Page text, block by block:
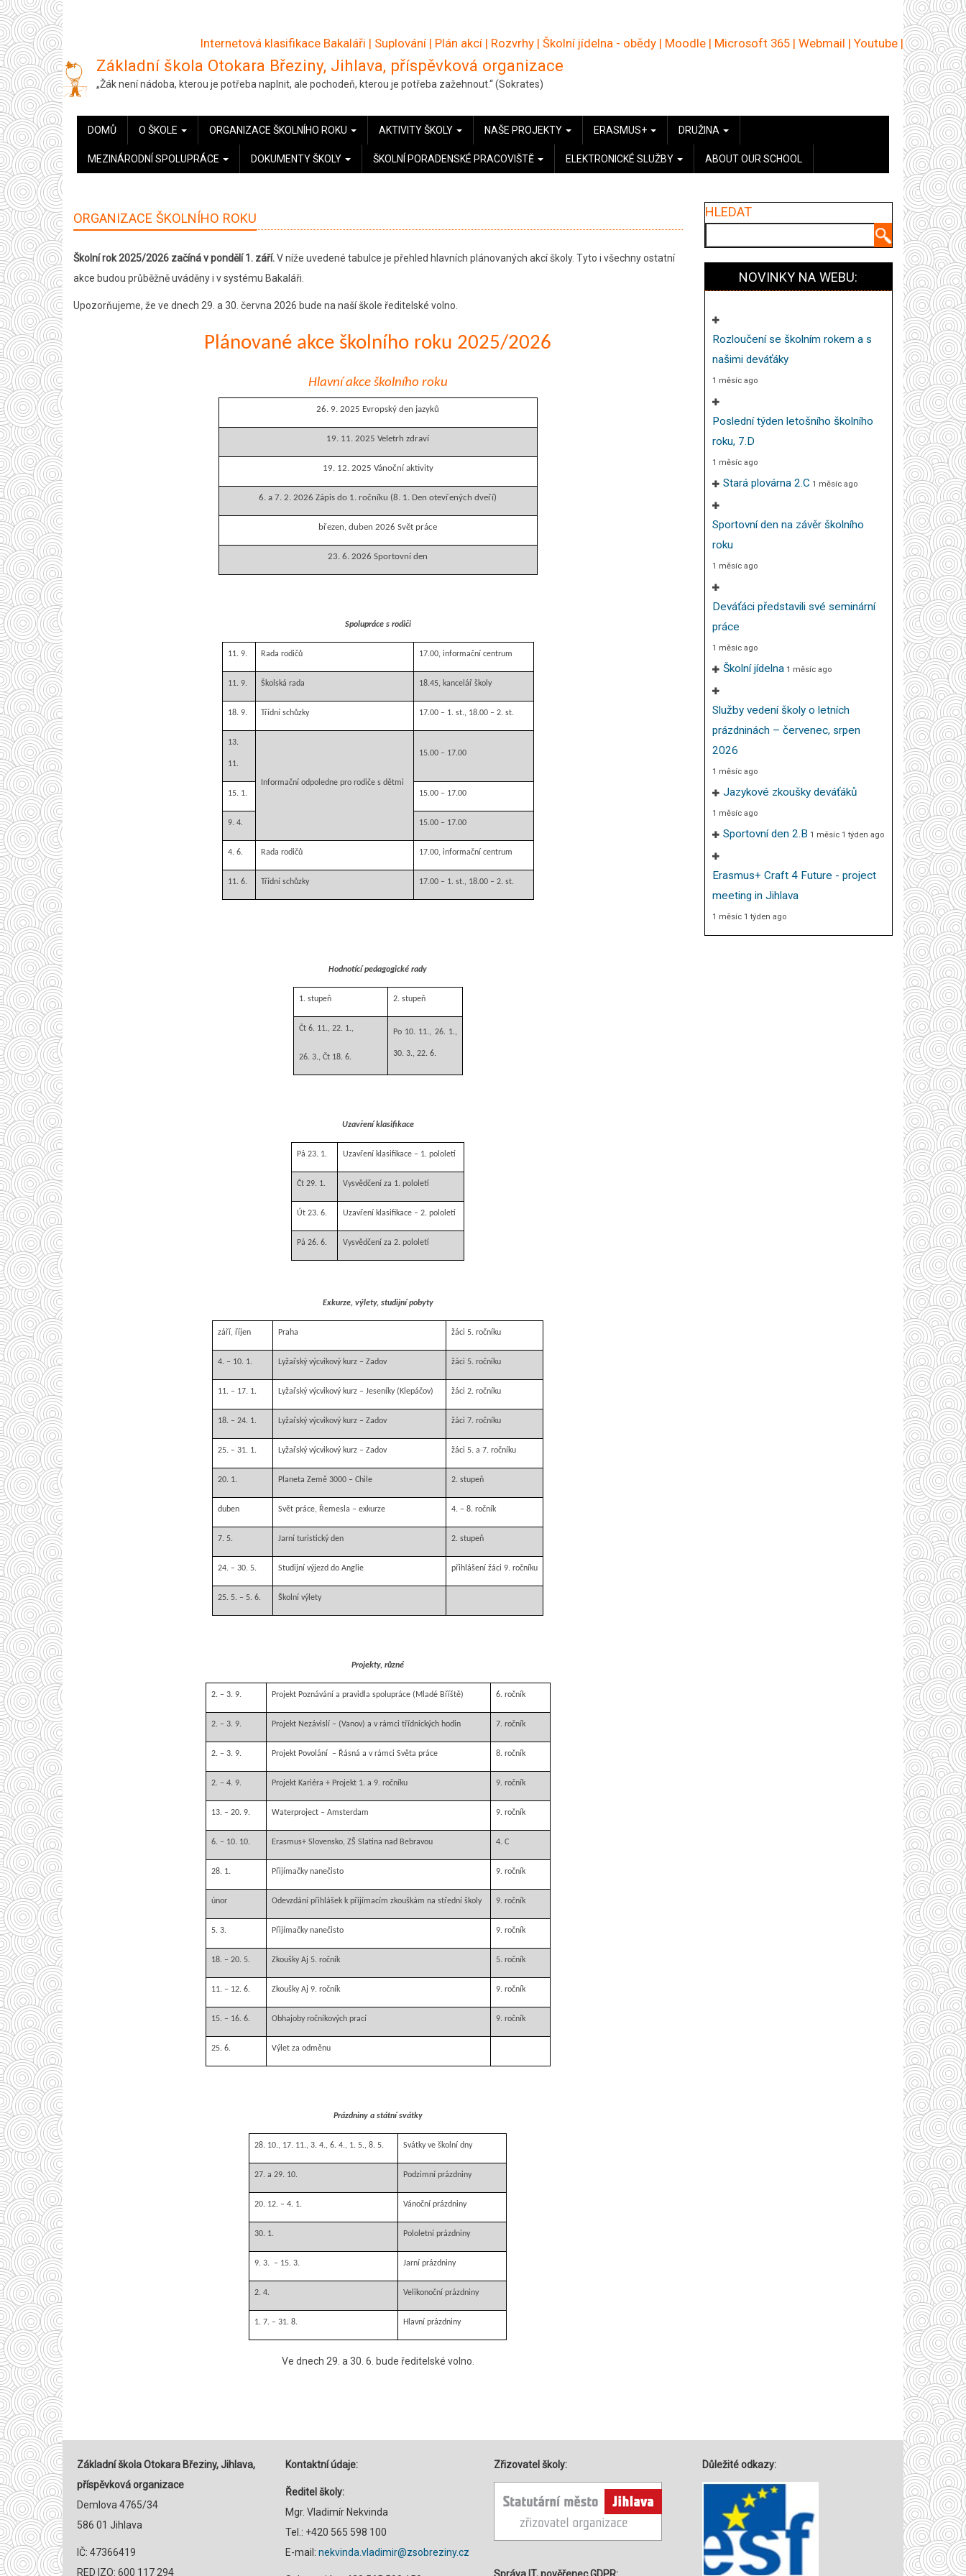
Přejít
k
hlavnímu
obsahu
Internetová klasifikace Bakaláři | Suplování | Plán akcí | Rozvrhy | Školní jídelna - obědy | Moodle | Microsoft 365 | Webmail | Youtube |
Základní škola Otokara Březiny, Jihlava, příspěvková organizace
„Žák není nádoba, kterou je potřeba naplnit, ale pochodeň, kterou je potřeba zažehnout.“ (Sokrates)
HLAVNÍ
NAVIGACE
DOMŮ O ŠKOLE ORGANIZACE ŠKOLNÍHO ROKU AKTIVITY ŠKOLY NAŠE PROJEKTY ERASMUS+ DRUŽINA
MEZINÁRODNÍ SPOLUPRÁCE DOKUMENTY ŠKOLY ŠKOLNÍ PORADENSKÉ PRACOVIŠTĚ ELEKTRONICKÉ SLUŽBY ABOUT OUR SCHOOL
ORGANIZACE ŠKOLNÍHO ROKU
Školní rok 2025/2026 začíná v pondělí 1. září.V níže uvedené tabulce je přehled hlavních plánovaných akcí školy. Tyto i všechny ostatní
akce budou průběžně uváděny i v systému Bakaláři.
Upozorňujeme, že ve dnech 29. a 30. června 2026 bude na naší škole ředitelské volno.
Plánované akce školního roku 2025/2026
Hlavní akce školního roku
26. 9. 2025 Evropský den jazyků
19. 11. 2025 Veletrh zdraví
19. 12. 2025 Vánoční aktivity
6. a 7. 2. 2026 Zápis do 1. ročníku (8. 1. Den otevřených dveří)
březen, duben 2026 Svět práce
23. 6. 2026 Sportovní den
Spolupráce s rodiči
11. 9. Rada rodičů 17.00, informační centrum
11. 9. Školská rada 18.45, kancelář školy
18. 9. Třídní schůzky 17.00 – 1. st., 18.00 – 2. st.
13.
11.
Informační odpoledne pro rodiče s dětmi
15.00 – 17.00
15. 1. 15.00 – 17.00
9. 4. 15.00 – 17.00
4. 6. Rada rodičů 17.00, informační centrum
11. 6. Třídní schůzky 17.00 – 1. st., 18.00 – 2. st.
Hodnotící pedagogické rady
1. stupeň 2. stupeň
Čt 6. 11., 22. 1.,
26. 3., Čt 18. 6.
Po 10. 11., 26. 1.,
30. 3., 22. 6.
Uzavření klasifikace
Pá 23. 1. Uzavření klasifikace – 1. pololetí
Čt 29. 1. Vysvědčení za 1. pololetí
Út 23. 6. Uzavření klasifikace – 2. pololetí
Pá 26. 6. Vysvědčení za 2. pololetí
Exkurze, výlety, studijní pobyty
září, říjen Praha žáci 5. ročníku
4. – 10. 1. Lyžařský výcvikový kurz ­– Zadov žáci 5. ročníku
11. – 17. 1. Lyžařský výcvikový kurz – Jeseníky (Klepáčov) žáci 2. ročníku
18. – 24. 1. Lyžařský výcvikový kurz – Zadov žáci 7. ročníku
25. – 31. 1. Lyžařský výcvikový kurz – Zadov žáci 5. a 7. ročníku
20. 1. Planeta Země 3000 – Chile 2. stupeň
duben Svět práce, Řemesla – exkurze 4. – 8. ročník
7. 5. Jarní turistický den 2. stupeň
24. – 30. 5. Studijní výjezd do Anglie přihlášení žáci 9. ročníku
25. 5. – 5. 6. Školní výlety
Projekty, různé
2. – 3. 9. Projekt Poznávání a pravidla spolupráce (Mladé Bříště) 6. ročník
2. – 3. 9. Projekt Nezávislí – (Vanov) a v rámci třídnických hodin 7. ročník
2. – 3. 9. Projekt Povolání – Řásná a v rámci Světa práce 8. ročník
2. – 4. 9. Projekt Kariéra + Projekt 1. a 9. ročníku 9. ročník
13. – 20. 9. Waterproject – Amsterdam 9. ročník
6. – 10. 10. Erasmus+ Slovensko, ZŠ Slatina nad Bebravou 4. C
28. 1. Přijímačky nanečisto 9. ročník
únor Odevzdání přihlášek k přijímacím zkouškám na střední školy 9. ročník
5. 3. Přijímačky nanečisto 9. ročník
18. – 20. 5. Zkoušky Aj 5. ročník 5. ročník
11. – 12. 6. Zkoušky Aj 9. ročník 9. ročník
15. – 16. 6. Obhajoby ročníkových prací 9. ročník
25. 6. Výlet za odměnu
Prázdniny a státní svátky
28. 10., 17. 11., 3. 4., 6. 4., 1. 5., 8. 5. Svátky ve školní dny
27. a 29. 10. Podzimní prázdniny
20. 12. – 4. 1. Vánoční prázdniny
30. 1. Pololetní prázdniny
9. 3. – 15. 3. Jarní prázdniny
2. 4. Velikonoční prázdniny
1. 7. – 31. 8. Hlavní prázdniny
Ve dnech 29. a 30. 6. bude ředitelské volno.
HLEDAT
NOVINKY NA WEBU:
Rozloučení se školním rokem a s
našimi deváťáky
1 měsíc ago
Poslední týden letošního školního
roku, 7.D
1 měsíc ago
Stará plovárna 2.C 1 měsíc ago
Sportovní den na závěr školního
roku
1 měsíc ago
Deváťáci představili své seminární
práce
1 měsíc ago
Školní jídelna 1 měsíc ago
Služby vedení školy o letních
prázdninách – červenec, srpen
2026
1 měsíc ago
Jazykové zkoušky deváťáků
1 měsíc ago
Sportovní den 2.B 1 měsíc 1 týden ago
Erasmus+ Craft 4 Future - project
meeting in Jihlava
1 měsíc 1 týden ago
Základní škola Otokara Březiny, Jihlava,
příspěvková organizace
Demlova 4765/34
586 01 Jihlava
IČ: 47366419
RED IZO: 600 117 294
Kontaktní údaje:
Ředitel školy:
Mgr. Vladimír Nekvinda
Tel.: +420 565 598 100
E-mail: nekvinda.vladimir@zsobreziny.cz
Zřizovatel školy: Důležité odkazy: